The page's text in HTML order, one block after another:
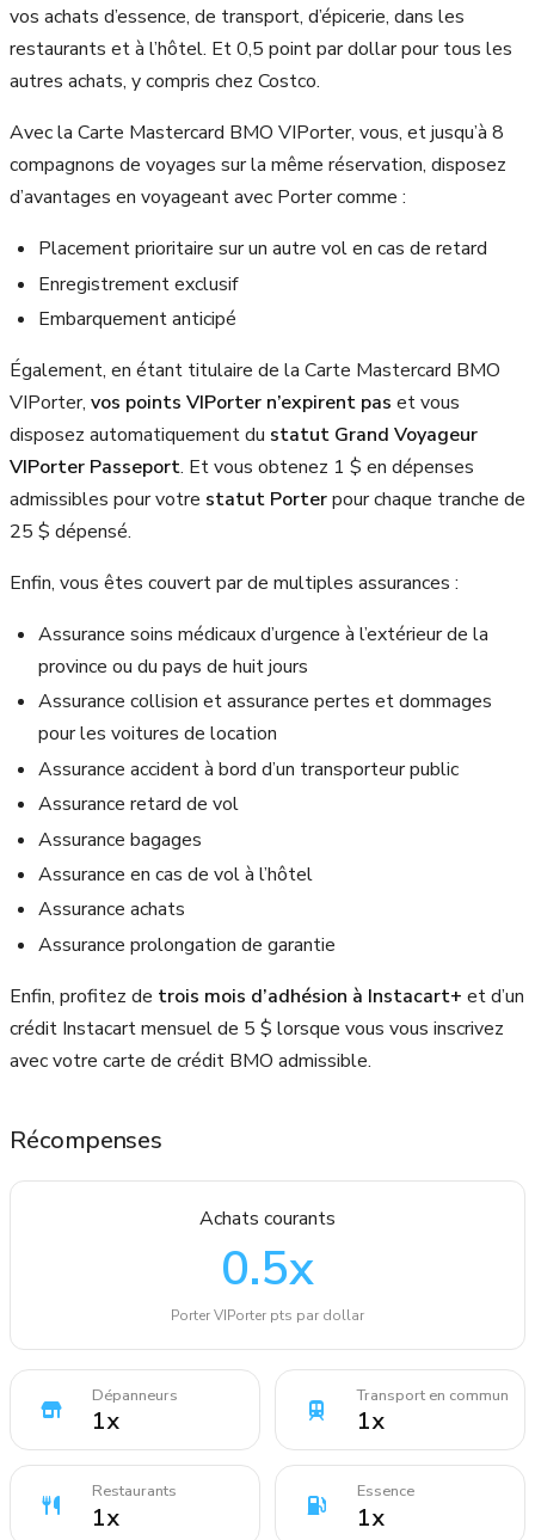
vos achats d’essence, de transport, d’épicerie, dans les
restaurants et à l’hôtel. Et 0,5 point par dollar pour tous les
autres achats, y compris chez Costco.
Avec la Carte Mastercard BMO VIPorter, vous, et jusqu’à 8
compagnons de voyages sur la même réservation, disposez
d’avantages en voyageant avec Porter comme :
Placement prioritaire sur un autre vol en cas de retard
Enregistrement exclusif
Embarquement anticipé
Également, en étant titulaire de la Carte Mastercard BMO
VIPorter, vos points VIPorter n’expirent pas et vous
disposez automatiquement du statut Grand Voyageur
VIPorter Passeport. Et vous obtenez 1 $ en dépenses
admissibles pour votre statut Porterpour chaque tranche de
25 $ dépensé.
Enfin, vous êtes couvert par de multiples assurances :
Assurance soins médicaux d’urgence à l’extérieur de la
province ou du pays de huit jours
Assurance collision et assurance pertes et dommages
pour les voitures de location
Assurance accident à bord d’un transporteur public
Assurance retard de vol
Assurance bagages
Assurance en cas de vol à l’hôtel
Assurance achats
Assurance prolongation de garantie
Enfin, profitez de trois mois d’adhésion à Instacart+ et d’un
crédit Instacart mensuel de 5 $ lorsque vous vous inscrivez
avec votre carte de crédit BMO admissible.
Récompenses
Achats courants
0.5x
Porter VIPorter pts par dollar
Dépanneurs
1x
Transport en commun
1x
Restaurants
1x
Essence
1x